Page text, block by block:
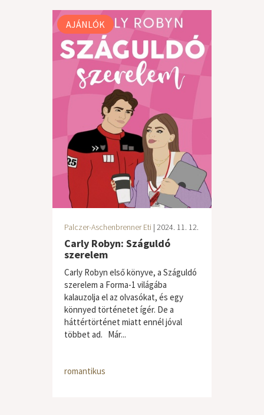
AJÁNLÓK
Palczer-Aschenbrenner Eti | 2024. 11. 12.
Carly Robyn: Száguldó
szerelem
Carly Robyn első könyve, a Száguldó
szerelem a Forma-1 világába
kalauzolja el az olvasókat, és egy
könnyed történetet ígér. De a
háttértörténet miatt ennél jóval
többet ad. Már...
romantikus